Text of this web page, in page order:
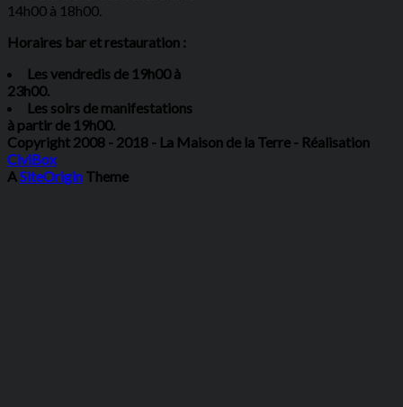
14h00 à 18h00.
Horaires bar et restauration :
Les vendredis de 19h00 à
23h00.
Les soirs de manifestations
à partir de 19h00.
Copyright 2008 - 2018 - La Maison de la Terre - Réalisation
CiviBox
ASiteOrigin Theme